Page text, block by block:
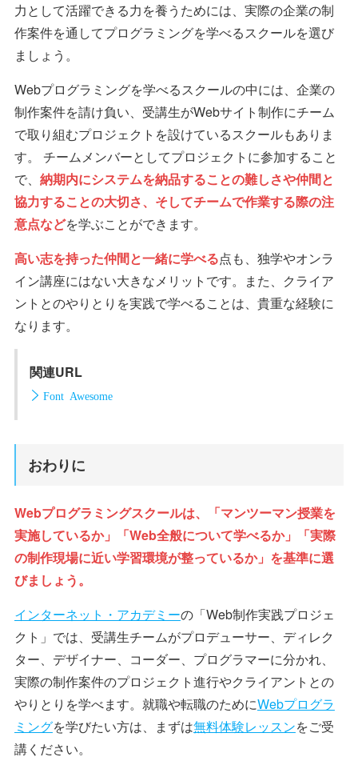
力として活躍できる力を養うためには、実際の企業の制
作案件を通してプログラミングを学べるスクールを選び
ましょう。
Webプログラミングを学べるスクールの中には、企業の
制作案件を請け負い、受講生がWebサイト制作にチーム
で取り組むプロジェクトを設けているスクールもありま
す。 チームメンバーとしてプロジェクトに参加すること
で、 納期内にシステムを納品することの難しさや仲間と
協力することの大切さ、そしてチームで作業する際の注
意点などを学ぶことができます。
高い志を持った仲間と一緒に学べる点も、独学やオンラ
イン講座にはない大きなメリットです。また、クライア
ントとのやりとりを実践で学べることは、貴重な経験に
なります。
関連URL
Font Awesome
おわりに
Webプログラミングスクールは、「マンツーマン授業を
実施しているか」「Web全般について学べるか」「実際
の制作現場に近い学習環境が整っているか」を基準に選
びましょう。
インターネット・アカデミーの「Web制作実践プロジェ
クト」では、受講生チームがプロデューサー、ディレク
ター、デザイナー、コーダー、プログラマーに分かれ、
実際の制作案件のプロジェクト進行やクライアントとの
やりとりを学べます。就職や転職のためにWebプログラ
ミングを学びたい方は、まずは無料体験レッスンをご受
講ください。